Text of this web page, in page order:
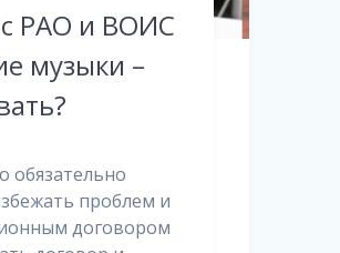
РАО и ВОИС
музыки –
обязательно
проблем и
договором